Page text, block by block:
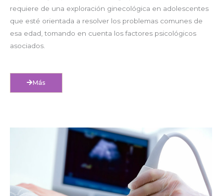
requiere de una exploración ginecológica en adolescentes
que esté orientada a resolver los problemas comunes de
esa edad, tomando en cuenta los factores psicológicos
asociados.
Más